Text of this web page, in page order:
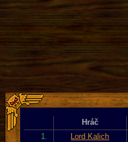
Hráč
1.
Lord Kalich